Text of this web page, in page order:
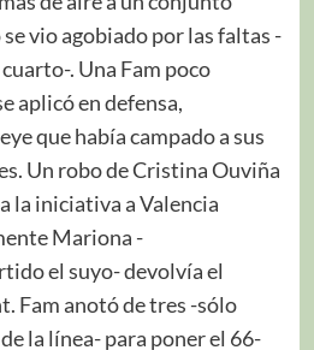
vio agobiado por las faltas -
. Una Fam poco
aplicó en defensa,
que había campado a sus
Un robo de Cristina Ouviña
la iniciativa a Valencia
Mariona -
el suyo- devolvía el
Fam anotó de tres -sólo
la línea- para poner el 66-